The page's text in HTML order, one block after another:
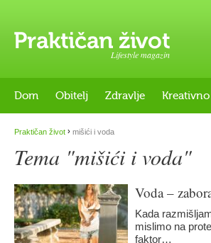
Lifestyle magazin
Dom Obitelj Zdravlje Kreativno
Praktičan život › mišići i voda
Tema "mišići i voda"
Voda –
Kada
mislimo na
faktor…